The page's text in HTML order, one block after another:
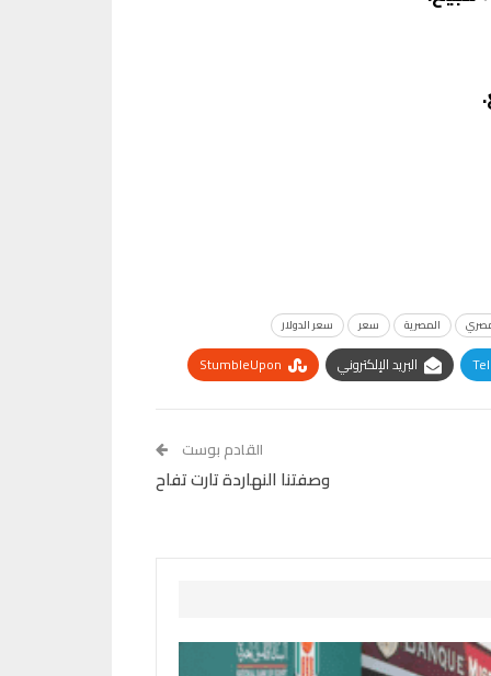
المصرية سعر سعر الدولار
البريد الإلكتروني StumbleUpon
القادم بوست
وصفتنا النهاردة تارت تفاح